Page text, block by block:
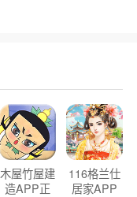
木屋竹屋建
造APP正
116格兰仕
居家APP